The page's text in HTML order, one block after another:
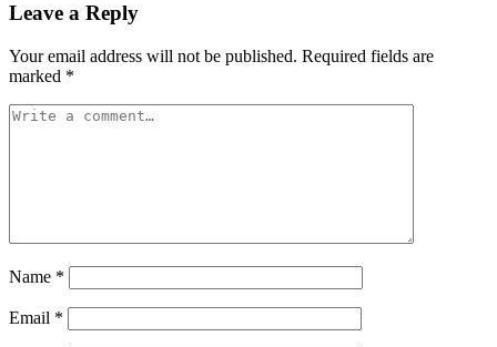
Leave a Reply
Your email address will not be published. Required fields are
marked *
Name *
Email *